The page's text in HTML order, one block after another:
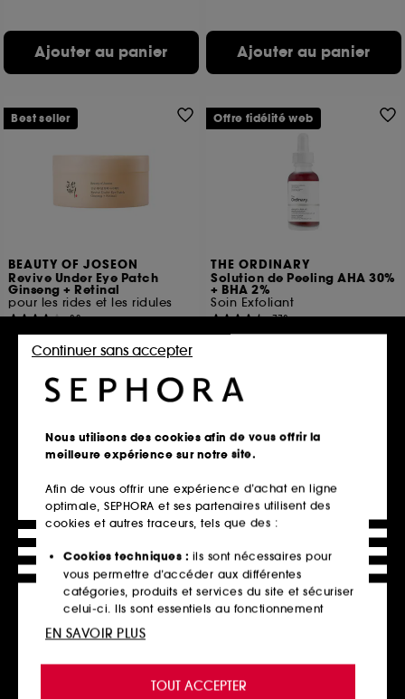
Ajouter au panier Ajouter au panier
BEAUTY OF JOSEON
Revive Under Eye Patch
Ginseng + Retinal
pour les rides et les ridules
83
19,90€
21,40€ /100g
Best seller
THE ORDINARY
Solution de Peeling AHA 30%
+ BHA 2%
Soin Exfoliant
778
10,80€
36,00€
Offre fidélité web
THE ORDINARY
Suspension d'Acide
Sérum Eclaircissant 5
19,00€
Nous utilisons des cookies afin de vous offrir la
meilleure expérience sur notre site.
Afin de vous offrir une expérience d’achat en ligne
optimale, SEPHORA et ses partenaires utilisent des
cookies et autres traceurs, tels que des :
Cookies techniques : ils sont nécessaires pour
vous permettre d’accéder aux différentes
catégories, produits et services du site et sécuriser
celui-ci. Ils sont essentiels au fonctionnement
technique du site et ne peuvent être désactivés.
de vous offrir une expérience enrichie et
personnalisée en vous recommandant des
TOUT ACCEPTER
Continuer sans accepter
EN SAVOIR PLUS